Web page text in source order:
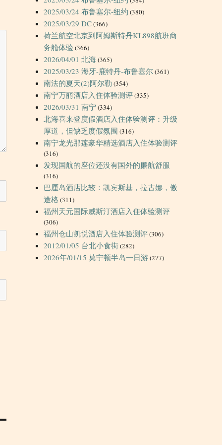
2025/03/24 布鲁塞尔-纽约 (380)
2025/03/29 DC(366)
荷兰航空北京到阿姆斯特丹KL898航班商
务舱体验 (366)
2026/04/01 北海(365)
2025/03/23 海牙-鹿特丹-布鲁塞尔(361)
南法的夏天(2)阿尔勒 (354)
南宁万丽酒店入住体验测评(335)
2026/03/31 南宁 (334)
北海喜来登度假酒店入住体验测评：升级
厚道，但缺乏度假氛围 (316)
南宁龙光那莲豪华精选酒店入住体验测评
(316)
发现国航的座位还没有国外的廉航舒服
(316)
巴厘岛酒店比较：凯宾斯基，拉古娜，傲
途格 (311)
福州天元国际威斯汀酒店入住体验测评
(306)
福州仓山凯悦酒店入住体验测评(306)
2012/01/05 台北小食街(282)
2026年/01/15 莫宁顿半岛一日游(277)